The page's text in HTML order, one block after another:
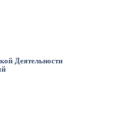
Деятельности